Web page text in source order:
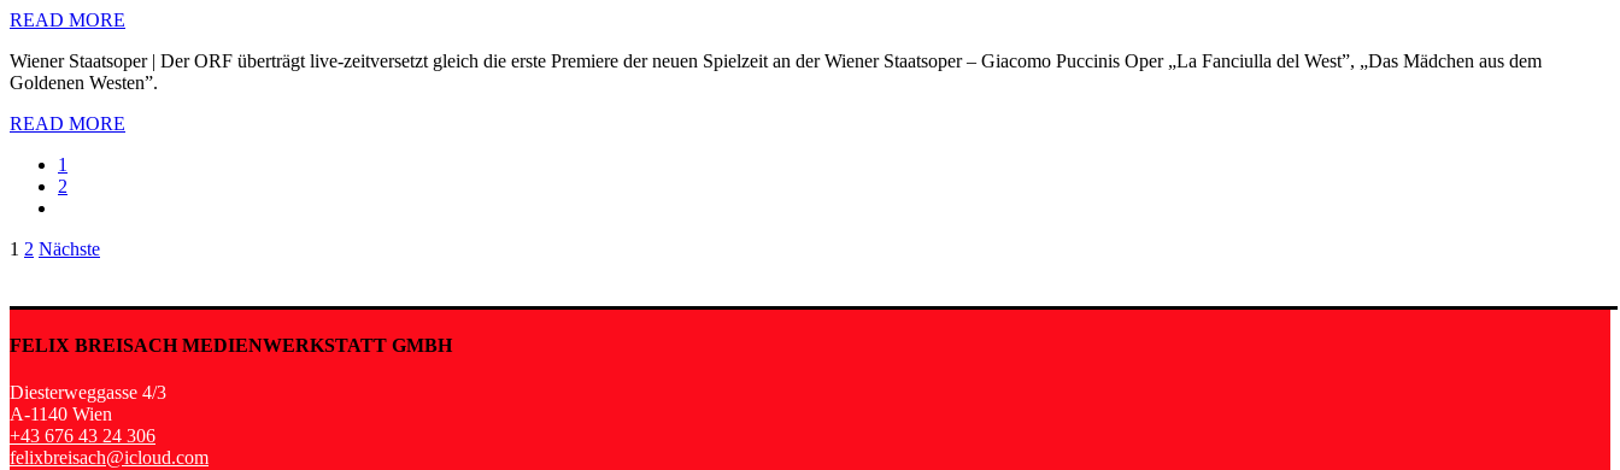
READ MORE
Wiener Staatsoper | Der ORF überträgt live-zeitversetzt gleich die erste Premiere der neuen Spielzeit an der Wiener Staatsoper – Giacomo Puccinis Oper „La Fanciulla del West”, „Das Mädchen aus dem
Goldenen Westen”.
READ MORE
1
2
Seitennummerierung
Beiträge
1 2 Nächste
FELIX BREISACH MEDIENWERKSTATT GMBH
Diesterweggasse 4/3
A-1140 Wien
+43 676 43 24 306
felixbreisach@icloud.com